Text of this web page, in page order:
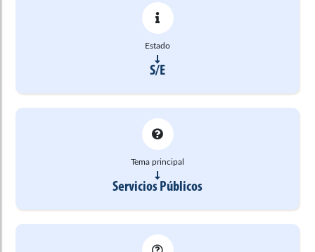
Estado
S/E
Tema principal
Servicios Públicos